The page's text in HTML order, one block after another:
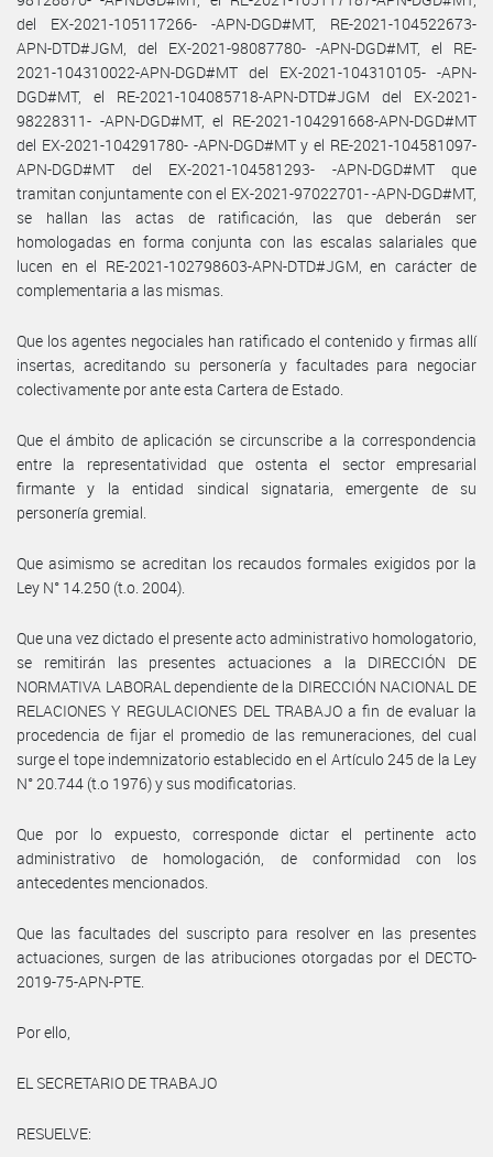
del EX-2021-105117266- -APN-DGD#MT, RE-2021-104522673-
APN-DTD#JGM, del EX-2021-98087780- -APN-DGD#MT, el RE-
2021-104310022-APN-DGD#MT del EX-2021-104310105- -APN-
DGD#MT, el RE-2021-104085718-APN-DTD#JGM del EX-2021-
98228311- -APN-DGD#MT, el RE-2021-104291668-APN-DGD#MT
del EX-2021-104291780- -APN-DGD#MT y el RE-2021-104581097-
APN-DGD#MT del EX-2021-104581293- -APN-DGD#MT que
tramitan conjuntamente con el EX-2021-97022701- -APN-DGD#MT,
se hallan las actas de ratificación, las que deberán ser
homologadas en forma conjunta con las escalas salariales que
lucen en el RE-2021-102798603-APN-DTD#JGM, en carácter de
complementaria a las mismas.
Que los agentes negociales han ratificado el contenido y firmas allí
insertas, acreditando su personería y facultades para negociar
colectivamente por ante esta Cartera de Estado.
Que el ámbito de aplicación se circunscribe a la correspondencia
entre la representatividad que ostenta el sector empresarial
firmante y la entidad sindical signataria, emergente de su
personería gremial.
Que asimismo se acreditan los recaudos formales exigidos por la
Ley N° 14.250 (t.o. 2004).
Que una vez dictado el presente acto administrativo homologatorio,
se remitirán las presentes actuaciones a la DIRECCIÓN DE
NORMATIVA LABORAL dependiente de la DIRECCIÓN NACIONAL DE
RELACIONES Y REGULACIONES DEL TRABAJO a fin de evaluar la
procedencia de fijar el promedio de las remuneraciones, del cual
surge el tope indemnizatorio establecido en el Artículo 245 de la Ley
N° 20.744 (t.o 1976) y sus modificatorias.
Que por lo expuesto, corresponde dictar el pertinente acto
administrativo de homologación, de conformidad con los
antecedentes mencionados.
Que las facultades del suscripto para resolver en las presentes
actuaciones, surgen de las atribuciones otorgadas por el DECTO-
2019-75-APN-PTE.
Por ello,
EL SECRETARIO DE TRABAJO
RESUELVE: